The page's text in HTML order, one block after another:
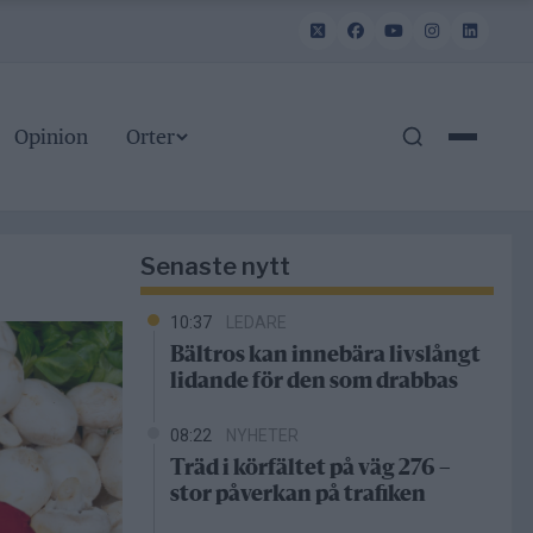
Opinion Orter
Senaste nytt
10:37 LEDARE
Bältros kan innebära livslångt
lidande för den som drabbas
08:22 NYHETER
Träd i körfältet på väg 276 –
stor påverkan på trafiken